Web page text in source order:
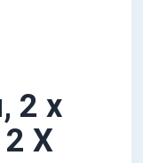
2 x
X